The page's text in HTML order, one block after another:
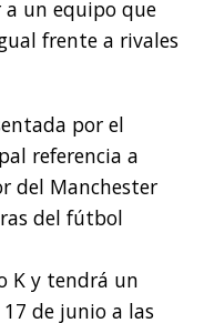
a un equipo que
frente a rivales
por el
referencia a
del Manchester
del fútbol
K y tendrá un
de junio a las